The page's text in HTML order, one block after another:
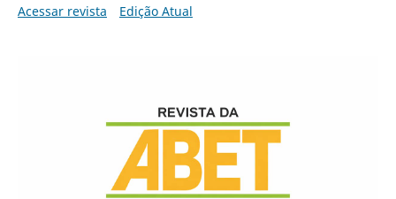
Acessar revista Edição Atual